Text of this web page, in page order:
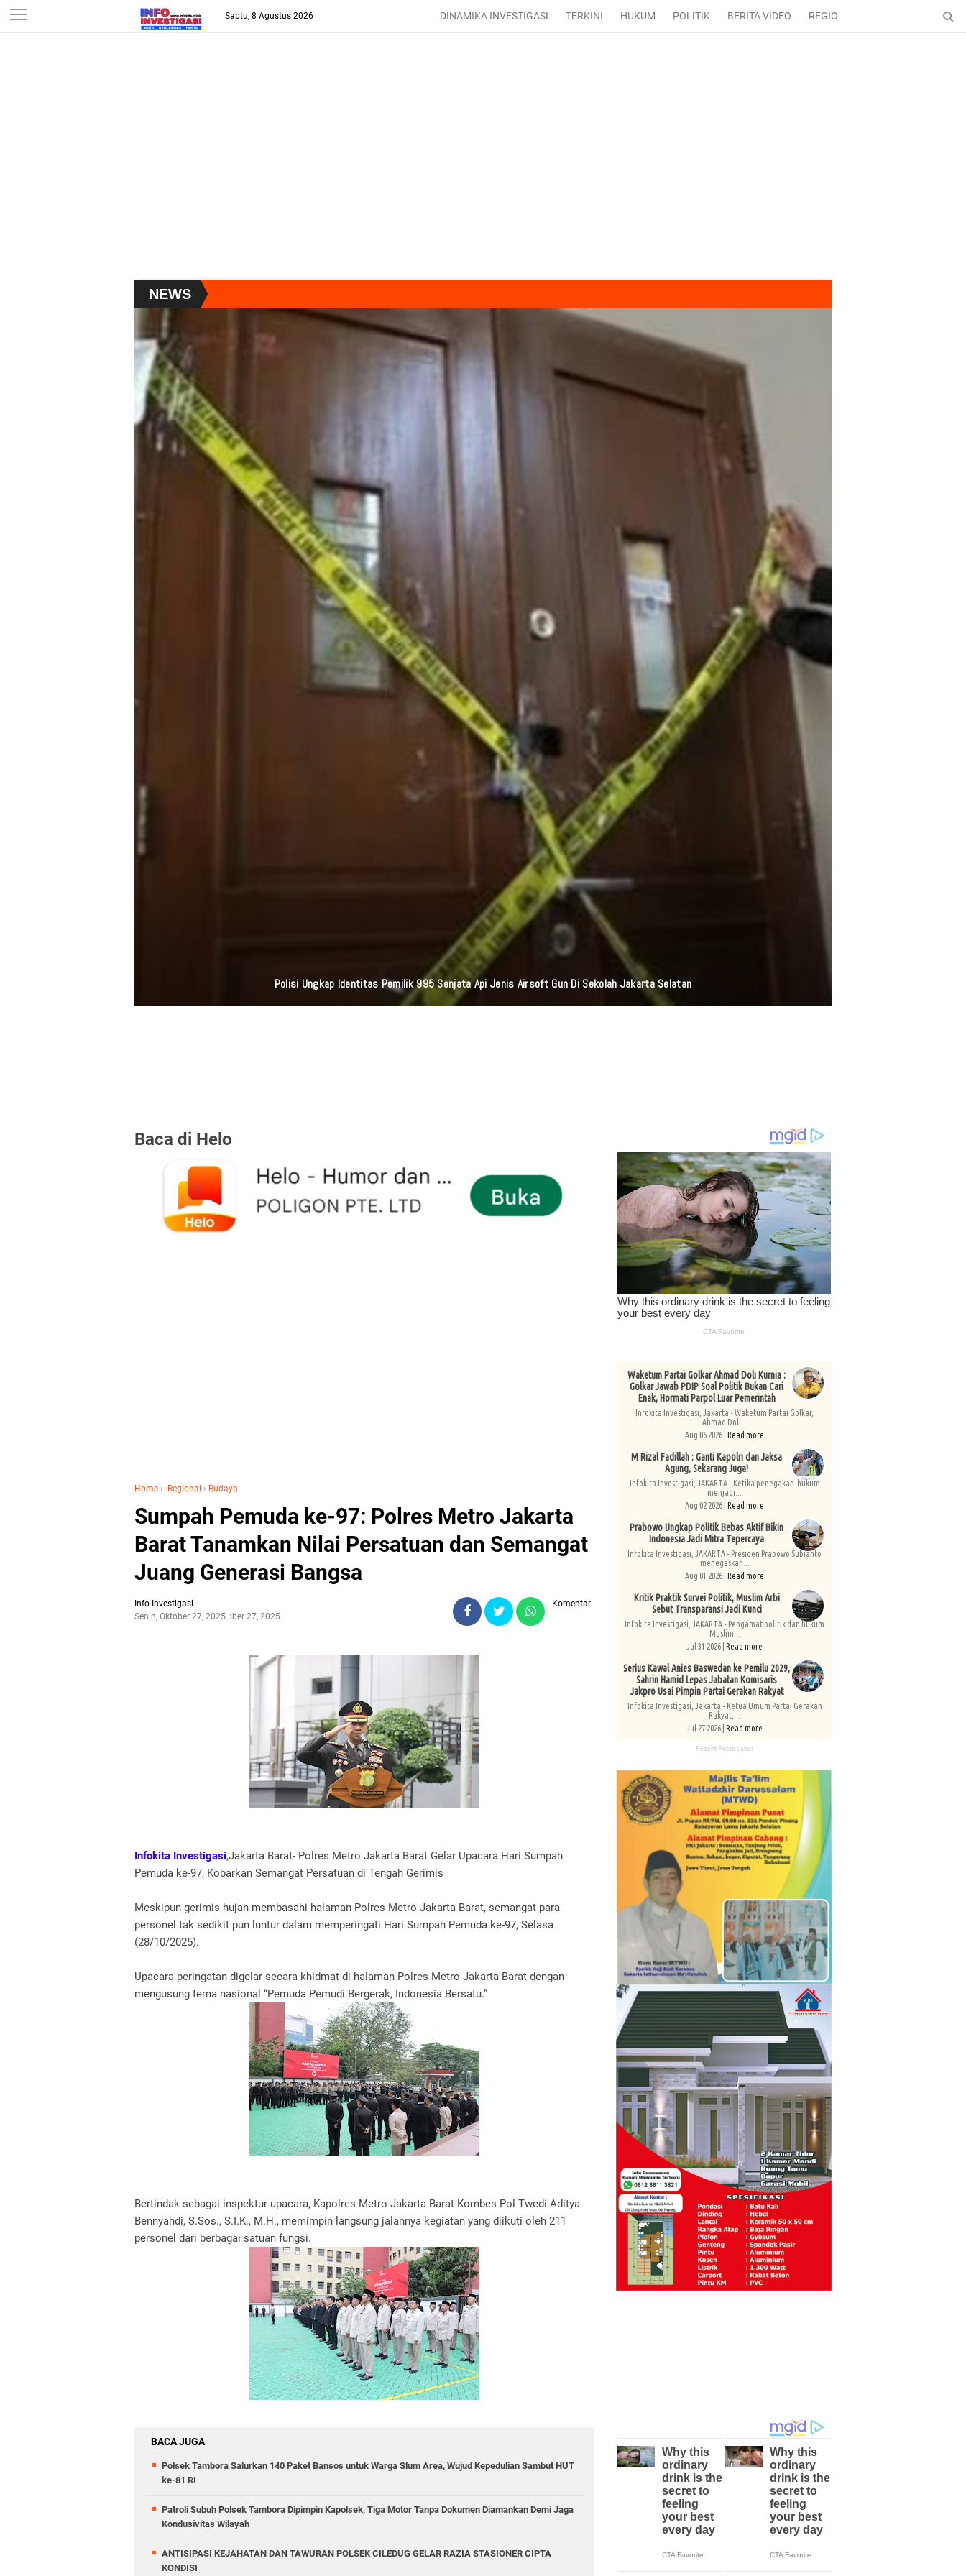
-->
Sabtu, 8 Agustus 2026 DINAMIKA INVESTIGASI TERKINI HUKUM POLITIK BERITA VIDEO REGIONAL ENTERTAINMENT
NEWS
Polisi Ungkap Identitas Pemilik 995 Senjata Api Jenis Airsoft Gun Di Sekolah Jakarta Selatan
Baca di Helo
Home › .Regional › Budaya
Sumpah Pemuda ke-97: Polres Metro Jakarta
Barat Tanamkan Nilai Persatuan dan Semangat
Juang Generasi Bangsa
Info Investigasi
Senin, Oktober 27, 2025Oktober 27, 2025
Komentar
Infokita Investigasi,Jakarta Barat- Polres Metro Jakarta Barat Gelar Upacara Hari Sumpah
Pemuda ke-97, Kobarkan Semangat Persatuan di Tengah Gerimis
Meskipun gerimis hujan membasahi halaman Polres Metro Jakarta Barat, semangat para
personel tak sedikit pun luntur dalam memperingati Hari Sumpah Pemuda ke-97, Selasa
(28/10/2025).
Upacara peringatan digelar secara khidmat di halaman Polres Metro Jakarta Barat dengan
mengusung tema nasional “Pemuda Pemudi Bergerak, Indonesia Bersatu.”
Bertindak sebagai inspektur upacara, Kapolres Metro Jakarta Barat Kombes Pol Twedi Aditya
Bennyahdi, S.Sos., S.I.K., M.H., memimpin langsung jalannya kegiatan yang diikuti oleh 211
personel dari berbagai satuan fungsi.
BACA JUGA
Polsek Tambora Salurkan 140 Paket Bansos untuk Warga Slum Area, Wujud Kepedulian Sambut HUT
ke-81 RI
Patroli Subuh Polsek Tambora Dipimpin Kapolsek, Tiga Motor Tanpa Dokumen Diamankan Demi Jaga
Kondusivitas Wilayah
ANTISIPASI KEJAHATAN DAN TAWURAN POLSEK CILEDUG GELAR RAZIA STASIONER CIPTA
KONDISI
Waketum Partai Golkar Ahmad Doli Kurnia :
Golkar Jawab PDIP Soal Politik Bukan Cari
Enak, Hormati Parpol Luar Pemerintah
Infokita Investigasi, Jakarta - Waketum Partai Golkar,
Ahmad Doli...
Aug 06 2026 | Read more
M Rizal Fadillah : Ganti Kapolri dan Jaksa
Agung, Sekarang Juga!
Infokita Investigasi, JAKARTA - Ketika penegakan hukum
menjadi...
Aug 02 2026 | Read more
Prabowo Ungkap Politik Bebas Aktif Bikin
Indonesia Jadi Mitra Tepercaya
Infokita Investigasi, JAKARTA - Presiden Prabowo Subianto
menegaskan...
Aug 01 2026 | Read more
Kritik Praktik Survei Politik, Muslim Arbi
Sebut Transparansi Jadi Kunci
Infokita Investigasi, JAKARTA - Pengamat politik dan hukum
Muslim...
Jul 31 2026 | Read more
Serius Kawal Anies Baswedan ke Pemilu 2029,
Sahrin Hamid Lepas Jabatan Komisaris
Jakpro Usai Pimpin Partai Gerakan Rakyat
Infokita Investigasi, Jakarta - Ketua Umum Partai Gerakan
Rakyat,...
Jul 27 2026 | Read more
Recent Posts Label